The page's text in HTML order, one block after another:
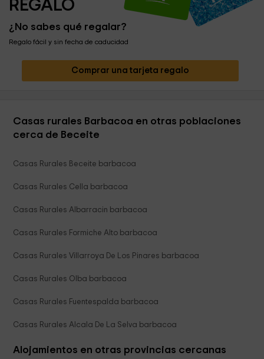
REGALO
¿No sabes qué regalar?
Regalo fácil y sin fecha de caducidad
Comprar una tarjeta regalo
Casas rurales Barbacoa en otras poblaciones
cerca de Beceite
Casas Rurales Beceite barbacoa
Casas Rurales Cella barbacoa
Casas Rurales Albarracin barbacoa
Casas Rurales Formiche Alto barbacoa
Casas Rurales Villarroya De Los Pinares barbacoa
Casas Rurales Olba barbacoa
Casas Rurales Fuentespalda barbacoa
Casas Rurales Alcala De La Selva barbacoa
Alojamientos en otras provincias cercanas